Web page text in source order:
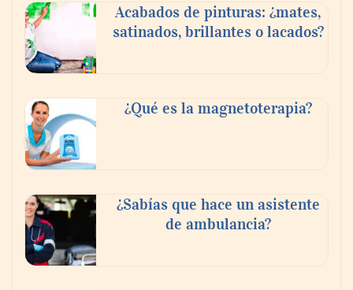
buscan proyectar talento mexicano y
fortalecer el turismo médico
Acabados de pinturas: ¿mates,
satinados, brillantes o lacados?
¿Qué es la magnetoterapia?
¿Sabías que hace un asistente
de ambulancia?